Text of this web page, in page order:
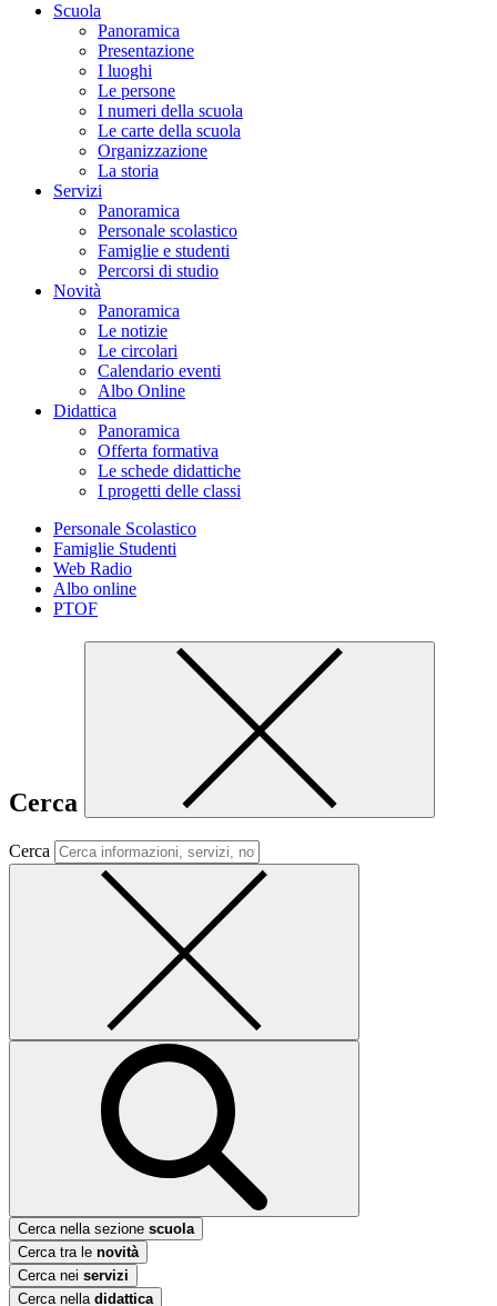
Scuola
Panoramica
Presentazione
I luoghi
Le persone
I numeri della scuola
Le carte della scuola
Organizzazione
La storia
Servizi
Panoramica
Personale scolastico
Famiglie e studenti
Percorsi di studio
Novità
Panoramica
Le notizie
Le circolari
Calendario eventi
Albo Online
Didattica
Panoramica
Offerta formativa
Le schede didattiche
I progetti delle classi
Personale Scolastico
Famiglie Studenti
Web Radio
Albo online
PTOF
Cerca
Cerca
Cerca nella sezione scuola
Cerca tra le novità
Cerca nei servizi
Cerca nella didattica